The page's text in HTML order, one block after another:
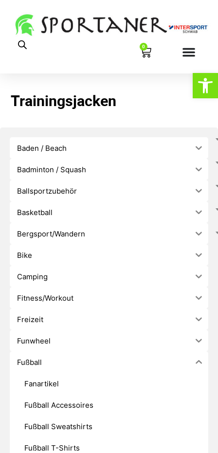
0
Trainingsjacken
Baden / Beach
Badminton / Squash
Ballsportzubehör
Basketball
Bergsport/Wandern
Bike
Camping
Fitness/Workout
Freizeit
Funwheel
Fußball
Fanartikel
Fußball Accessoires
Fußball Sweatshirts
Fußball T-Shirts